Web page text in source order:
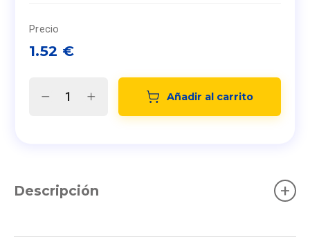
Precio
1.52 €
Añadir al carrito
Descripción +